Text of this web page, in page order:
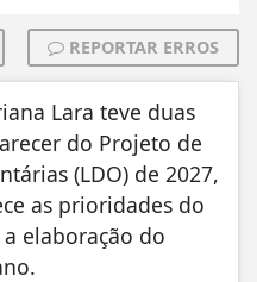
REPORTAR ERROS
Lara teve duas
do Projeto de
(LDO) de 2027,
as prioridades do
elaboração do